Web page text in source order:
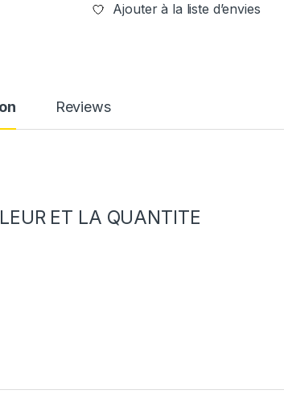
Ajouter à la liste d’envies
Reviews
ET LA QUANTITE